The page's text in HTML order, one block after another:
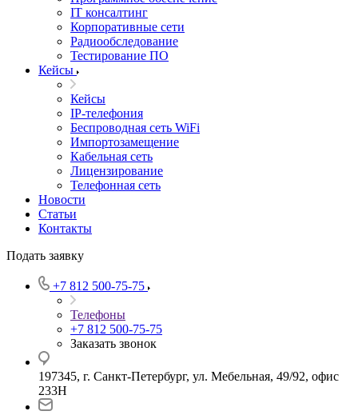
IT консалтинг
Корпоративные сети
Радиообследование
Тестирование ПО
Кейсы
Кейсы
IP-телефония
Беспроводная сеть WiFi
Импортозамещение
Кабельная сеть
Лицензирование
Телефонная сеть
Новости
Статьи
Контакты
Подать заявку
+7 812 500-75-75
Телефоны
+7 812 500-75-75
Заказать звонок
197345, г. Санкт-Петербург, ул. Мебельная, 49/92, офис
233Н